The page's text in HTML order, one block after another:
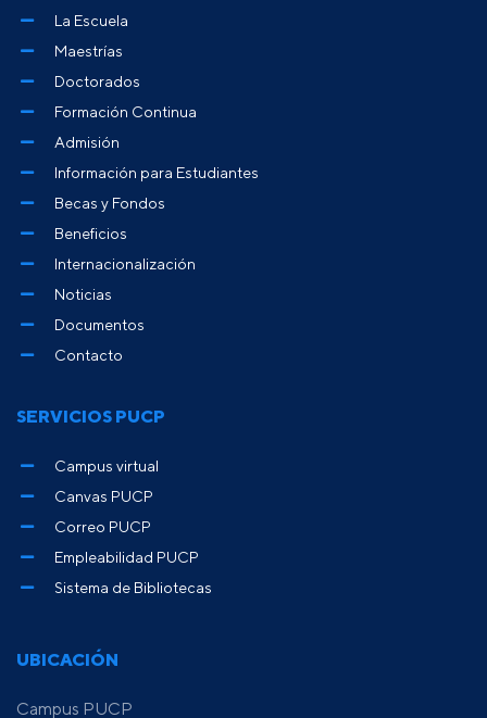
UBICACIÓN
Campus PUCP
La Escuela
Maestrías
Doctorados
Formación Continua
Admisión
Información para Estudiantes
Becas y Fondos
Beneficios
Internacionalización
Noticias
Documentos
Contacto
SERVICIOS PUCP
Campus virtual
Canvas PUCP
Correo PUCP
Empleabilidad PUCP
Sistema de Bibliotecas